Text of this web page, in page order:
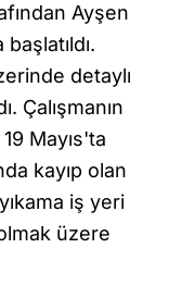
Ayşen
detaylı
Çalışmanın
Mayıs'ta
kayıp olan
iş yeri
üzere